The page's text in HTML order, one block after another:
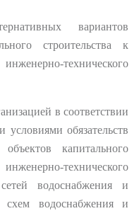
вариантов
строительства к
технического
в соответствии
обязательств
капитального
технического
водоснабжения и
схем водоснабжения и